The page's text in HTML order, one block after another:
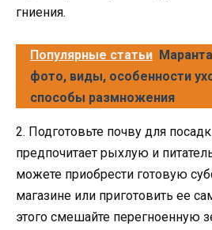
гниения.
Популярные статьи
фото, виды, особенности
способы размножения
2. Подготовьте почву для
предпочитает рыхлую и
можете приобрести готовую
магазине или приготовить ее
этого смешайте перегноенную